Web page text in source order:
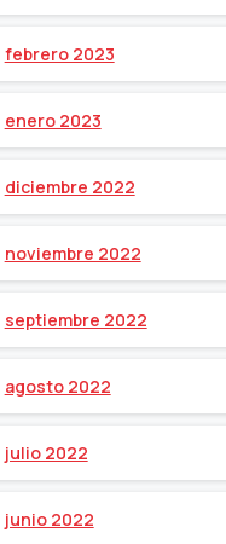
febrero 2023
enero 2023
diciembre 2022
noviembre 2022
septiembre 2022
agosto 2022
julio 2022
junio 2022